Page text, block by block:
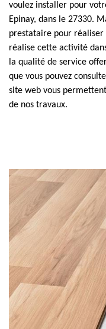
voulez installer pour
Epinay, dans le 27330.
prestataire pour réaliser
réalise cette activité
la qualité de service
que vous pouvez
site web vous
de nos travaux.